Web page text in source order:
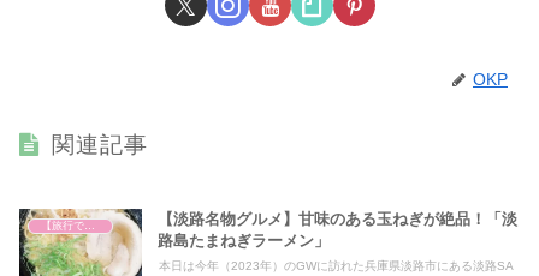
OKP
関連記事
【淡路名物グルメ】甘味のある玉ねぎが絶品！「淡
路島たまねぎラーメン」
本日は今年（2023年）のGWに訪れた兵庫県淡路市にある淡路SA